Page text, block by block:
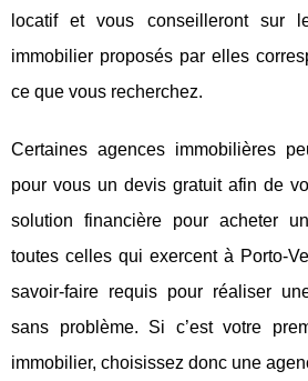
locatif et vous conseilleront sur
immobilier proposés par elles
ce que vous recherchez.
Certaines agences immobilières
pour vous un devis gratuit afin de
solution financière pour acheter
toutes celles qui exercent à Porto-
savoir-faire requis pour réaliser
sans problème. Si c’est votre
immobilier, choisissez donc une